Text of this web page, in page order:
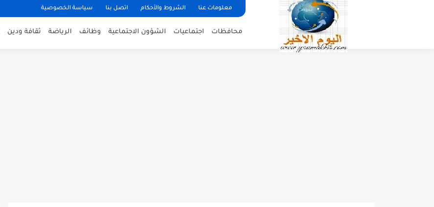
معلومات عنا الشروط والأحكام اتصل بنا سياسة الخصوصية
محافظات اجتماعيات الشؤون الاجتماعية وظائف الرياضة ثقافة ودين